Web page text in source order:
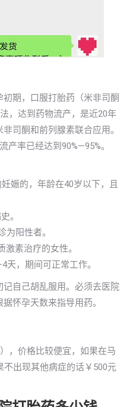
期，口服打胎药（米非司酮
，达到药物流产，是近20年
司酮和前列腺素联合应用。
产率已经达到90%—95%。
娠的，年龄在40岁以下，且
。
为阳性者。
素治疗的女性。
天，期间可正常工作。
自己胡乱服用。必须去医院
怀孕天数来指导用药。
，价格比较便宜，如果在马
不出现其他病症的话￥500元